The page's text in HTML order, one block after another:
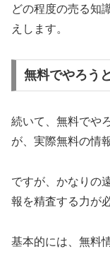
どの程度の売る知
えします。
無料でやろう
続いて、無料でや
が、実際無料の情
ですが、かなりの
報を精査する力が
基本的には、無料